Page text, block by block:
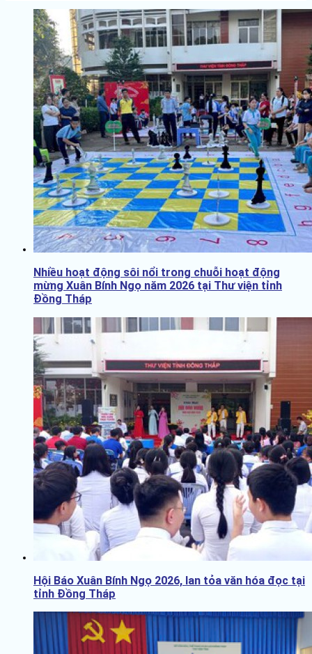
Nhiều hoạt động sôi nổi trong chuỗi hoạt động
mừng Xuân Bính Ngọ năm 2026 tại Thư viện tỉnh
Đồng Tháp
Hội Báo Xuân Bính Ngọ 2026, lan tỏa văn hóa đọc tại
tỉnh Đồng Tháp